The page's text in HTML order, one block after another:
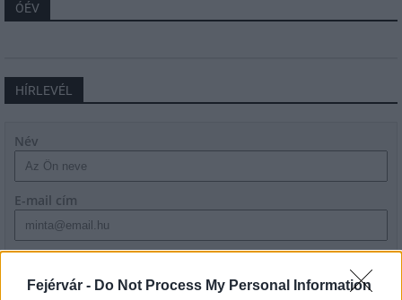
Fejérvár - Do Not Process My Personal Information
ÓÉV
HÍRLEVÉL
Név
E-mail cím
szabályzatot!